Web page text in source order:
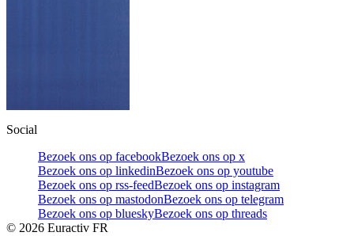
Social
Bezoek ons op facebookBezoek ons op x
Bezoek ons op linkedinBezoek ons op youtube
Bezoek ons op rss-feedBezoek ons op instagram
Bezoek ons op mastodonBezoek ons op telegram
Bezoek ons op blueskyBezoek ons op threads
© 2026 Euractiv FR